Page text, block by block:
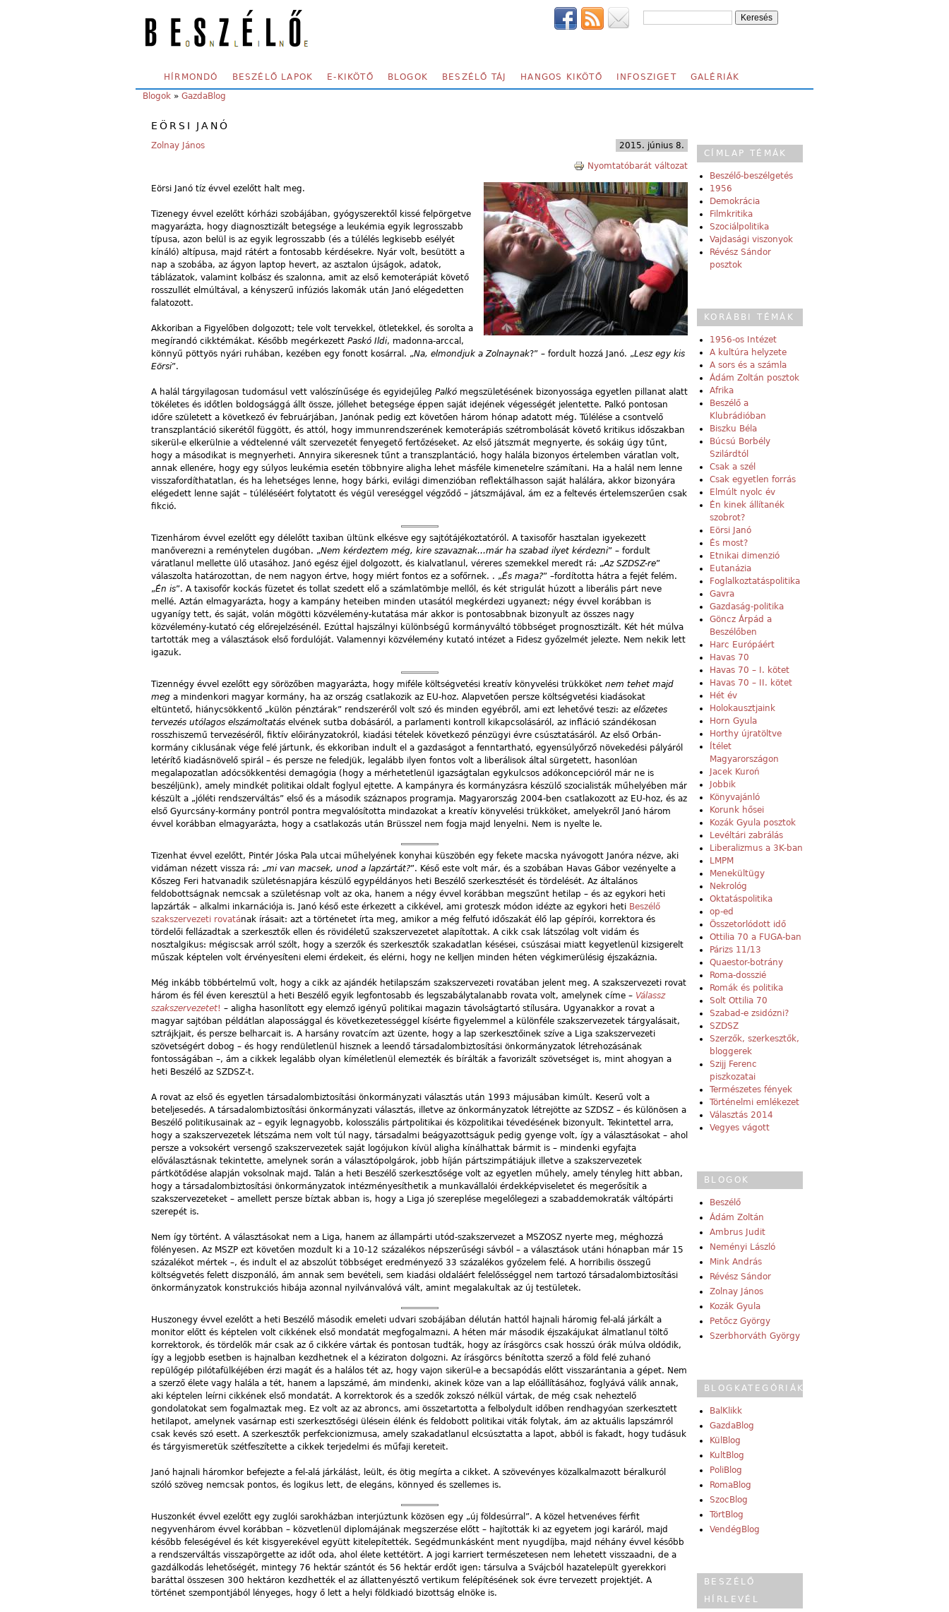
SECONDARY MENU
HÍRMONDÓ BESZÉLŐ LAPOK E-KIKÖTŐ BLOGOK BESZÉLŐ TÁJ HANGOS KIKÖTŐ INFOSZIGET GALÉRIÁK
YOU ARE HERE:
Blogok » GazdaBlog
EÖRSI JANÓ
Zolnay János 2015. június 8.
Nyomtatóbarát változat
Eörsi Janó tíz évvel ezelőtt halt meg.
Tizenegy évvel ezelőtt kórházi szobájában, gyógyszerektől kissé felpörgetve
magyarázta, hogy diagnosztizált betegsége a leukémia egyik legrosszabb
típusa, azon belül is az egyik legrosszabb (és a túlélés legkisebb esélyét
kínáló) altípusa, majd rátért a fontosabb kérdésekre. Nyár volt, besütött a
nap a szobába, az ágyon laptop hevert, az asztalon újságok, adatok,
táblázatok, valamint kolbász és szalonna, amit az első kemoterápiát követő
rosszullét elmúltával, a kényszerű infúziós lakomák után Janó elégedetten
falatozott.
Akkoriban a Figyelőben dolgozott; tele volt tervekkel, ötletekkel, és sorolta a
megírandó cikktémákat. Később megérkezett Paskó Ildi, madonna-arccal,
könnyű pöttyös nyári ruhában, kezében egy fonott kosárral. „Na, elmondjuk a Zolnaynak?” – fordult hozzá Janó. „Lesz egy kis
Eörsi”.
A halál tárgyilagosan tudomásul vett valószínűsége és egyidejűleg Palkó megszületésének bizonyossága egyetlen pillanat alatt
tökéletes és időtlen boldogsággá állt össze, jóllehet betegsége éppen saját idejének végességét jelentette. Palkó pontosan
időre született a következő év februárjában, Janónak pedig ezt követően három hónap adatott még. Túlélése a csontvelő
transzplantáció sikerétől függött, és attól, hogy immunrendszerének kemoterápiás szétrombolását követő kritikus időszakban
sikerül-e elkerülnie a védtelenné vált szervezetét fenyegető fertőzéseket. Az első játszmát megnyerte, és sokáig úgy tűnt,
hogy a másodikat is megnyerheti. Annyira sikeresnek tűnt a transzplantáció, hogy halála bizonyos értelemben váratlan volt,
annak ellenére, hogy egy súlyos leukémia esetén többnyire aligha lehet másféle kimenetelre számítani. Ha a halál nem lenne
visszafordíthatatlan, és ha lehetséges lenne, hogy bárki, evilági dimenzióban reflektálhasson saját halálára, akkor bizonyára
elégedett lenne saját – túléléséért folytatott és végül vereséggel végződő – játszmájával, ám ez a feltevés értelemszerűen csak
fikció.
Tizenhárom évvel ezelőtt egy délelőtt taxiban ültünk elkésve egy sajtótájékoztatóról. A taxisofőr hasztalan igyekezett
manőverezni a reménytelen dugóban. „Nem kérdeztem még, kire szavaznak…már ha szabad ilyet kérdezni” – fordult
váratlanul mellette ülő utasához. Janó egész éjjel dolgozott, és kialvatlanul, véreres szemekkel meredt rá: „Az SZDSZ-re”
válaszolta határozottan, de nem nagyon értve, hogy miért fontos ez a sofőrnek. . „És maga?” –fordította hátra a fejét felém.
„Én is”. A taxisofőr kockás füzetet és tollat szedett elő a számlatömbje mellől, és két strigulát húzott a liberális párt neve
mellé. Aztán elmagyarázta, hogy a kampány heteiben minden utasától megkérdezi ugyanezt; négy évvel korábban is
ugyanígy tett, és saját, volán mögötti közvélemény-kutatása már akkor is pontosabbnak bizonyult az összes nagy
közvélemény-kutató cég előrejelzésénél. Ezúttal hajszálnyi különbségű kormányváltó többséget prognosztizált. Két hét múlva
tartották meg a választások első fordulóját. Valamennyi közvélemény kutató intézet a Fidesz győzelmét jelezte. Nem nekik lett
igazuk.
Tizennégy évvel ezelőtt egy sörözőben magyarázta, hogy miféle költségvetési kreatív könyvelési trükköket nem tehet majd
meg a mindenkori magyar kormány, ha az ország csatlakozik az EU-hoz. Alapvetően persze költségvetési kiadásokat
eltüntető, hiánycsökkentő „külön pénztárak” rendszeréről volt szó és minden egyébről, ami ezt lehetővé teszi: az előzetes
tervezés utólagos elszámoltatás elvének sutba dobásáról, a parlamenti kontroll kikapcsolásáról, az infláció szándékosan
rosszhiszemű tervezéséről, fiktív előirányzatokról, kiadási tételek következő pénzügyi évre csúsztatásáról. Az első Orbán-
kormány ciklusának vége felé jártunk, és ekkoriban indult el a gazdaságot a fenntartható, egyensúlyőrző növekedési pályáról
letérítő kiadásnövelő spirál – és persze ne feledjük, legalább ilyen fontos volt a liberálisok által sürgetett, hasonlóan
megalapozatlan adócsökkentési demagógia (hogy a mérhetetlenül igazságtalan egykulcsos adókoncepcióról már ne is
beszéljünk), amely mindkét politikai oldalt foglyul ejtette. A kampányra és kormányzásra készülő szocialisták műhelyében már
készült a „jóléti rendszerváltás” első és a második száznapos programja. Magyarország 2004-ben csatlakozott az EU-hoz, és az
első Gyurcsány-kormány pontról pontra megvalósította mindazokat a kreatív könyvelési trükköket, amelyekről Janó három
évvel korábban elmagyarázta, hogy a csatlakozás után Brüsszel nem fogja majd lenyelni. Nem is nyelte le.
Tizenhat évvel ezelőtt, Pintér Jóska Pala utcai műhelyének konyhai küszöbén egy fekete macska nyávogott Janóra nézve, aki
vidáman nézett vissza rá: „mi van macsek, unod a lapzártát?”. Késő este volt már, és a szobában Havas Gábor vezényelte a
Kőszeg Feri hatvanadik születésnapjára készülő egypéldányos heti Beszélő szerkesztését és tördelését. Az általános
feldobottságnak nemcsak a születésnap volt az oka, hanem a négy évvel korábban megszűnt hetilap – és az egykori heti
lapzárták – alkalmi inkarnációja is. Janó késő este érkezett a cikkével, ami groteszk módon idézte az egykori heti Beszélő
szakszervezeti rovatának írásait: azt a történetet írta meg, amikor a még felfutó időszakát élő lap gépírói, korrektora és
tördelői fellázadtak a szerkesztők ellen és rövidéletű szakszervezetet alapítottak. A cikk csak látszólag volt vidám és
nosztalgikus: mégiscsak arról szólt, hogy a szerzők és szerkesztők szakadatlan késései, csúszásai miatt kegyetlenül kizsigerelt
műszak képtelen volt érvényesíteni elemi érdekeit, és elérni, hogy ne kelljen minden héten végkimerülésig éjszakáznia.
Még inkább többértelmű volt, hogy a cikk az ajándék hetilapszám szakszervezeti rovatában jelent meg. A szakszervezeti rovat
három és fél éven keresztül a heti Beszélő egyik legfontosabb és legszabálytalanabb rovata volt, amelynek címe – Válassz
szakszervezetet! – aligha hasonlított egy elemző igényű politikai magazin távolságtartó stílusára. Ugyanakkor a rovat a
magyar sajtóban példátlan alapossággal és következetességgel kísérte figyelemmel a különféle szakszervezetek tárgyalásait,
sztrájkjait, és persze belharcait is. A harsány rovatcím azt üzente, hogy a lap szerkesztőinek szíve a Liga szakszervezeti
szövetségért dobog – és hogy rendületlenül hisznek a leendő társadalombiztosítási önkormányzatok létrehozásának
fontosságában –, ám a cikkek legalább olyan kíméletlenül elemezték és bírálták a favorizált szövetséget is, mint ahogyan a
heti Beszélő az SZDSZ-t.
A rovat az első és egyetlen társadalombiztosítási önkormányzati választás után 1993 májusában kimúlt. Keserű volt a
beteljesedés. A társadalombiztosítási önkormányzati választás, illetve az önkormányzatok létrejötte az SZDSZ – és különösen a
Beszélő politikusainak az – egyik legnagyobb, kolosszális pártpolitikai és közpolitikai tévedésének bizonyult. Tekintettel arra,
hogy a szakszervezetek létszáma nem volt túl nagy, társadalmi beágyazottságuk pedig gyenge volt, így a választásokat – ahol
persze a voksokért versengő szakszervezetek saját logójukon kívül aligha kínálhattak bármit is – mindenki egyfajta
előválasztásnak tekintette, amelynek során a választópolgárok, jobb híján pártszimpátiájuk illetve a szakszervezetek
pártkötődése alapján voksolnak majd. Talán a heti Beszélő szerkesztősége volt az egyetlen műhely, amely tényleg hitt abban,
hogy a társadalombiztosítási önkormányzatok intézményesíthetik a munkavállalói érdekképviseletet és megerősítik a
szakszervezeteket – amellett persze bíztak abban is, hogy a Liga jó szereplése megelőlegezi a szabaddemokraták váltópárti
szerepét is.
Nem így történt. A választásokat nem a Liga, hanem az állampárti utód-szakszervezet a MSZOSZ nyerte meg, méghozzá
fölényesen. Az MSZP ezt követően mozdult ki a 10-12 százalékos népszerűségi sávból – a választások utáni hónapban már 15
százalékot mértek –, és indult el az abszolút többséget eredményező 33 százalékos győzelem felé. A horribilis összegű
költségvetés felett diszponáló, ám annak sem bevételi, sem kiadási oldaláért felelősséggel nem tartozó társadalombiztosítási
önkormányzatok konstrukciós hibája azonnal nyilvánvalóvá vált, amint megalakultak az új testületek.
Huszonegy évvel ezelőtt a heti Beszélő második emeleti udvari szobájában délután hattól hajnali háromig fel-alá járkált a
monitor előtt és képtelen volt cikkének első mondatát megfogalmazni. A héten már második éjszakájukat álmatlanul töltő
korrektorok, és tördelők már csak az ő cikkére vártak és pontosan tudták, hogy az írásgörcs csak hosszú órák múlva oldódik,
így a legjobb esetben is hajnalban kezdhetnek el a kéziraton dolgozni. Az írásgörcs bénította szerző a föld felé zuhanó
repülőgép pilótafülkéjében érzi magát és a halálos tét az, hogy vajon sikerül-e a becsapódás előtt visszarántania a gépet. Nem
a szerző élete vagy halála a tét, hanem a lapszámé, ám mindenki, akinek köze van a lap előállításához, foglyává válik annak,
aki képtelen leírni cikkének első mondatát. A korrektorok és a szedők zokszó nélkül vártak, de még csak neheztelő
gondolatokat sem fogalmaztak meg. Ez volt az az abroncs, ami összetartotta a felbolydult időben rendhagyóan szerkesztett
hetilapot, amelynek vasárnap esti szerkesztőségi ülésein élénk és feldobott politikai viták folytak, ám az aktuális lapszámról
csak kevés szó esett. A szerkesztők perfekcionizmusa, amely szakadatlanul elcsúsztatta a lapot, abból is fakadt, hogy tudásuk
és tárgyismeretük szétfeszítette a cikkek terjedelmi és műfaji kereteit.
Janó hajnali háromkor befejezte a fel-alá járkálást, leült, és ötig megírta a cikket. A szövevényes közalkalmazott béralkuról
szóló szöveg nemcsak pontos, és logikus lett, de elegáns, könnyed és szellemes is.
Huszonkét évvel ezelőtt egy zuglói sarokházban interjúztunk közösen egy „új földesúrral”. A közel hetvenéves férfit
negyvenhárom évvel korábban – közvetlenül diplomájának megszerzése előtt – hajították ki az egyetem jogi karáról, majd
később feleségével és két kisgyerekével együtt kitelepítették. Segédmunkásként ment nyugdíjba, majd néhány évvel később
a rendszerváltás visszapörgette az időt oda, ahol élete kettétört. A jogi karriert természetesen nem lehetett visszaadni, de a
gazdálkodás lehetőségét, mintegy 76 hektár szántót és 56 hektár erdőt igen: társulva a Svájcból hazatelepült gyerekkori
baráttal összesen 300 hektáron kezdhették el az állattenyésztő vertikum felépítésének sok évre tervezett projektjét. A
történet szempontjából lényeges, hogy ő lett a helyi földkiadó bizottság elnöke is.
CÍMLAP TÉMÁK
Beszélő-beszélgetés
1956
Demokrácia
Filmkritika
Szociálpolitika
Vajdasági viszonyok
Révész Sándor
posztok
KORÁBBI TÉMÁK
1956-os Intézet
A kultúra helyzete
A sors és a számla
Ádám Zoltán posztok
Afrika
Beszélő a
Klubrádióban
Biszku Béla
Búcsú Borbély
Szilárdtól
Csak a szél
Csak egyetlen forrás
Elmúlt nyolc év
Én kinek állítanék
szobrot?
Eörsi Janó
És most?
Etnikai dimenzió
Eutanázia
Foglalkoztatáspolitika
Gavra
Gazdaság-politika
Göncz Árpád a
Beszélőben
Harc Európáért
Havas 70
Havas 70 – I. kötet
Havas 70 – II. kötet
Hét év
Holokausztjaink
Horn Gyula
Horthy újratöltve
Ítélet
Magyarországon
Jacek Kuroń
Jobbik
Könyvajánló
Korunk hősei
Kozák Gyula posztok
Levéltári zabrálás
Liberalizmus a 3K-ban
LMPM
Menekültügy
Nekrológ
Oktatáspolitika
op-ed
Összetorlódott idő
Ottilia 70 a FUGA-ban
Párizs 11/13
Quaestor-botrány
Roma-dosszié
Romák és politika
Solt Ottilia 70
Szabad-e zsidózni?
SZDSZ
Szerzők, szerkesztők,
bloggerek
Szijj Ferenc
piszkozatai
Természetes fények
Történelmi emlékezet
Választás 2014
Vegyes vágott
BLOGOK
Beszélő
Ádám Zoltán
Ambrus Judit
Neményi László
Mink András
Révész Sándor
Zolnay János
Kozák Gyula
Petőcz György
Szerbhorváth György
BLOGKATEGÓRIÁK
BalKlikk
GazdaBlog
KülBlog
KultBlog
PoliBlog
RomaBlog
SzocBlog
TörtBlog
VendégBlog
BESZÉLŐ
HÍRLEVÉL